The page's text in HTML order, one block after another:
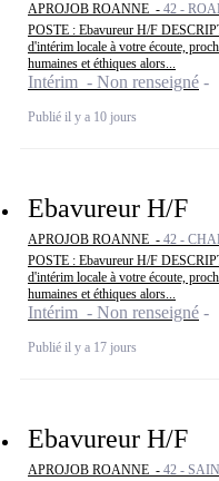
APROJOB ROANNE - 42 -
POSTE : Ebavureur H/F
d'intérim locale à votre écoute,
humaines et éthiques alors...
Intérim - Non renseigné
Publié il y a 10 jours
Ebavureur H/F
APROJOB ROANNE - 42 -
POSTE : Ebavureur H/F
d'intérim locale à votre écoute,
humaines et éthiques alors...
Intérim - Non renseigné
Publié il y a 17 jours
Ebavureur H/F
APROJOB ROANNE - 42 -